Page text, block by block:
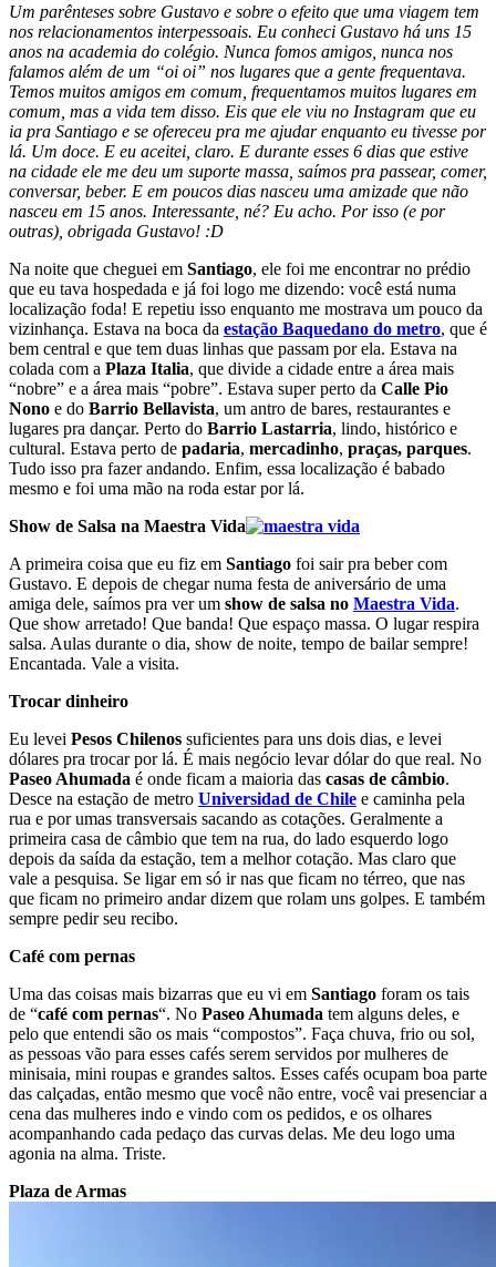
Um parênteses sobre Gustavo e sobre o efeito que uma viagem tem
nos relacionamentos interpessoais. Eu conheci Gustavo há uns 15
anos na academia do colégio. Nunca fomos amigos, nunca nos
falamos além de um “oi oi” nos lugares que a gente frequentava.
Temos muitos amigos em comum, frequentamos muitos lugares em
comum, mas a vida tem disso. Eis que ele viu no Instagram que eu
ia pra Santiago e se ofereceu pra me ajudar enquanto eu tivesse por
lá. Um doce. E eu aceitei, claro. E durante esses 6 dias que estive
na cidade ele me deu um suporte massa, saímos pra passear, comer,
conversar, beber. E em poucos dias nasceu uma amizade que não
nasceu em 15 anos. Interessante, né? Eu acho. Por isso (e por
outras), obrigada Gustavo! :D
Na noite que cheguei em Santiago, ele foi me encontrar no prédio
que eu tava hospedada e já foi logo me dizendo: você está numa
localização foda! E repetiu isso enquanto me mostrava um pouco da
vizinhança. Estava na boca da estação Baquedano do metro, que é
bem central e que tem duas linhas que passam por ela. Estava na
colada com a Plaza Italia, que divide a cidade entre a área mais
“nobre” e a área mais “pobre”. Estava super perto da Calle Pio
Nono e do Barrio Bellavista, um antro de bares, restaurantes e
lugares pra dançar. Perto do Barrio Lastarria, lindo, histórico e
cultural. Estava perto de padaria, mercadinho, praças, parques.
Tudo isso pra fazer andando. Enfim, essa localização é babado
mesmo e foi uma mão na roda estar por lá.
Show de Salsa na Maestra Vida
A primeira coisa que eu fiz em Santiago foi sair pra beber com
Gustavo. E depois de chegar numa festa de aniversário de uma
amiga dele, saímos pra ver um show de salsa no Maestra Vida.
Que show arretado! Que banda! Que espaço massa. O lugar respira
salsa. Aulas durante o dia, show de noite, tempo de bailar sempre!
Encantada. Vale a visita.
Trocar dinheiro
Eu levei Pesos Chilenos suficientes para uns dois dias, e levei
dólares pra trocar por lá. É mais negócio levar dólar do que real. No
Paseo Ahumada é onde ficam a maioria das casas de câmbio.
Desce na estação de metro Universidad de Chile e caminha pela
rua e por umas transversais sacando as cotações. Geralmente a
primeira casa de câmbio que tem na rua, do lado esquerdo logo
depois da saída da estação, tem a melhor cotação. Mas claro que
vale a pesquisa. Se ligar em só ir nas que ficam no térreo, que nas
que ficam no primeiro andar dizem que rolam uns golpes. E também
sempre pedir seu recibo.
Café com pernas
Uma das coisas mais bizarras que eu vi em Santiago foram os tais
de “café com pernas“. No Paseo Ahumada tem alguns deles, e
pelo que entendi são os mais “compostos”. Faça chuva, frio ou sol,
as pessoas vão para esses cafés serem servidos por mulheres de
minisaia, mini roupas e grandes saltos. Esses cafés ocupam boa parte
das calçadas, então mesmo que você não entre, você vai presenciar a
cena das mulheres indo e vindo com os pedidos, e os olhares
acompanhando cada pedaço das curvas delas. Me deu logo uma
agonia na alma. Triste.
Plaza de Armas